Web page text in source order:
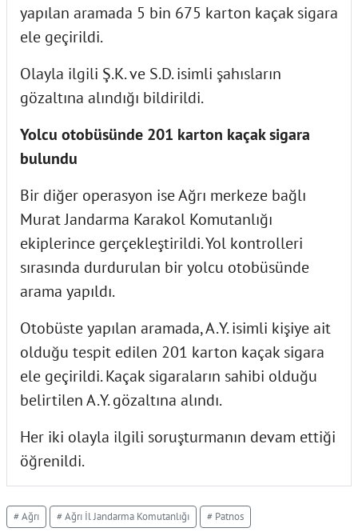
yapılan aramada 5 bin 675 karton kaçak sigara
ele geçirildi.
Olayla ilgili Ş.K. ve S.D. isimli şahısların
gözaltına alındığı bildirildi.
Yolcu otobüsünde 201 karton kaçak sigara
bulundu
Bir diğer operasyon ise Ağrı merkeze bağlı
Murat Jandarma Karakol Komutanlığı
ekiplerince gerçekleştirildi. Yol kontrolleri
sırasında durdurulan bir yolcu otobüsünde
arama yapıldı.
Otobüste yapılan aramada, A.Y. isimli kişiye ait
olduğu tespit edilen 201 karton kaçak sigara
ele geçirildi. Kaçak sigaraların sahibi olduğu
belirtilen A.Y. gözaltına alındı.
Her iki olayla ilgili soruşturmanın devam ettiği
öğrenildi.
# Ağrı # Ağrı İl Jandarma Komutanlığı # Patnos